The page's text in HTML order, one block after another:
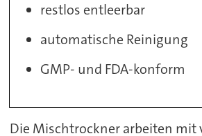
restlos entleerbar
automatische Reinigung
GMP- und FDA-konform
Die Mischtrockner arbeiten mit